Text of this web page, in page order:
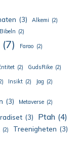
(3) Alkemi (2)
Bibeln (2)
(7) Farao (2)
(2) GudsRike (2)
Insikt (2) Jag (2)
(3) Metaverse (2)
(3) Ptah (4)
(2) Treenigheten (3)